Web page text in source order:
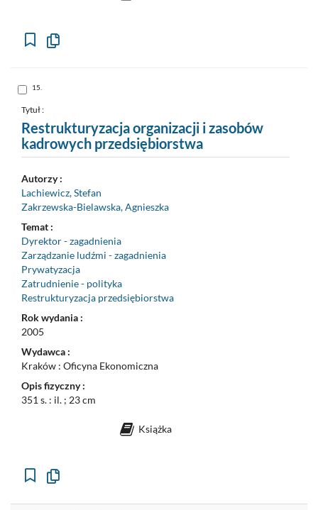
Kopiuj
Skocz
do
nr
15
15.
Tytuł :
Restrukturyzacja organizacji i zasobów
kadrowych przedsiębiorstwa
Autorzy :
Lachiewicz, Stefan
Zakrzewska-Bielawska, Agnieszka
Temat :
Dyrektor - zagadnienia
Zarządzanie ludźmi - zagadnienia
Prywatyzacja
Zatrudnienie - polityka
Restrukturyzacja przedsiębiorstwa
Rok wydania :
2005
Wydawca :
Kraków : Oficyna Ekonomiczna
Opis fizyczny :
351 s. : il. ; 23 cm
Książka
Kopiuj
do